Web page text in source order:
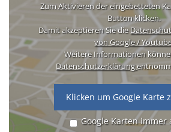
Zum Aktivieren der eingebetteten
Button klicken.
Damit akzeptieren Sie die
von Google /
Weitere Informationen
Datenschutzerklärung
Klicken um Google Karte
Google Karten immer